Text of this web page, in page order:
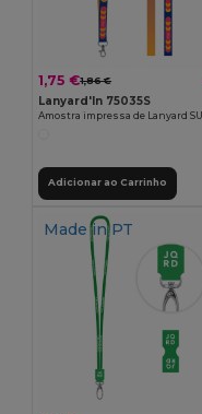
1,75 €1,86 €
Lanyard'In 75035S
Adicionar ao Carrinho
Made in PT